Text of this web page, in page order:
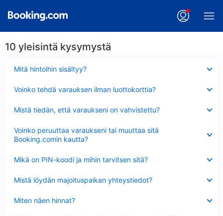
10 yleisintä kysymystä
Mitä hintoihin sisältyy?
Voinko tehdä varauksen ilman luottokorttia?
Mistä tiedän, että varaukseni on vahvistettu?
Voinko peruuttaa varaukseni tai muuttaa sitä
Booking.comin kautta?
Mikä on PIN-koodi ja mihin tarvitsen sitä?
Mistä löydän majoituspaikan yhteystiedot?
Miten näen hinnat?